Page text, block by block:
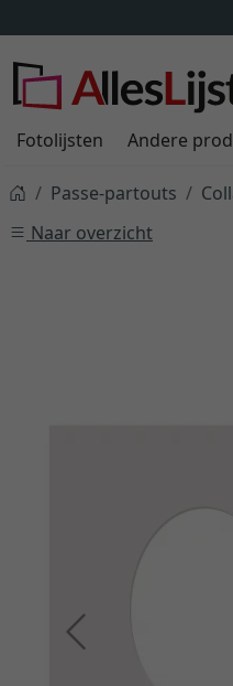
Fotolijsten Andere
Passe-partouts
Naar overzicht
Terug